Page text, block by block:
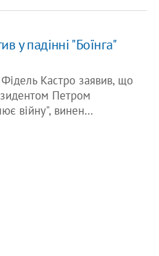
у падінні "Боїнга"
Кастро заявив, що
Петром
війну", винен…